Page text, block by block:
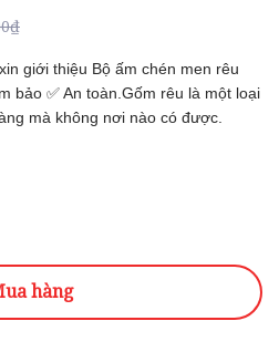
giới thiệu Bộ ấm chén men rêu
bảo ✅ An toàn.Gốm rêu là một loại
mà không nơi nào có được.
hàng